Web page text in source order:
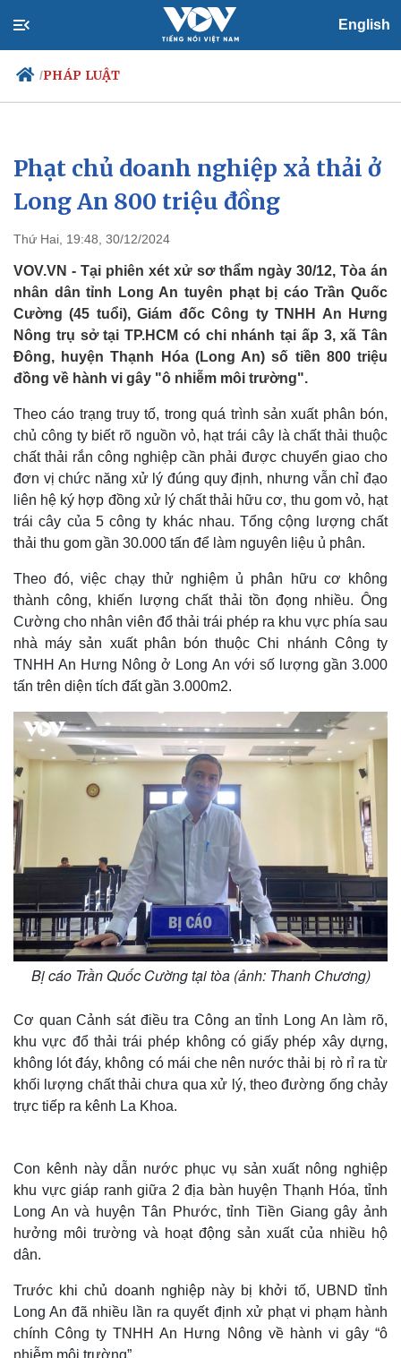
English
/PHÁP LUẬT
Chính trị
Đảng
Tổ chức nhân sự
Nhận diện sự thật
Xã hội
Tin 24h
Dự báo thời tiết
Việc làm
Biển đảo
Phạt chủ doanh nghiệp xả thải ở
Long An 800 triệu đồng
Thứ Hai, 19:48, 30/12/2024
VOV.VN - Tại phiên xét xử sơ thẩm ngày 30/12, Tòa án
nhân dân tỉnh Long An tuyên phạt bị cáo Trần Quốc
Cường (45 tuổi), Giám đốc Công ty TNHH An Hưng
Nông trụ sở tại TP.HCM có chi nhánh tại ấp 3, xã Tân
Đông, huyện Thạnh Hóa (Long An) số tiền 800 triệu
đồng về hành vi gây "ô nhiễm môi trường".
Theo cáo trạng truy tố, trong quá trình sản xuất phân bón,
chủ công ty biết rõ nguồn vỏ, hạt trái cây là chất thải thuộc
chất thải rắn công nghiệp cần phải được chuyển giao cho
đơn vị chức năng xử lý đúng quy định, nhưng vẫn chỉ đạo
liên hệ ký hợp đồng xử lý chất thải hữu cơ, thu gom vỏ, hạt
trái cây của 5 công ty khác nhau. Tổng cộng lượng chất
thải thu gom gần 30.000 tấn để làm nguyên liệu ủ phân.
Theo đó, việc chạy thử nghiệm ủ phân hữu cơ không
thành công, khiến lượng chất thải tồn đọng nhiều. Ông
Cường cho nhân viên đổ thải trái phép ra khu vực phía sau
nhà máy sản xuất phân bón thuộc Chi nhánh Công ty
TNHH An Hưng Nông ở Long An với số lượng gần 3.000
tấn trên diện tích đất gần 3.000m2.
Bị cáo Trần Quốc Cường tại tòa (ảnh: Thanh Chương)
Cơ quan Cảnh sát điều tra Công an tỉnh Long An làm rõ,
khu vực đổ thải trái phép không có giấy phép xây dựng,
không lót đáy, không có mái che nên nước thải bị rò rỉ ra từ
khối lượng chất thải chưa qua xử lý, theo đường ống chảy
trực tiếp ra kênh La Khoa.
Con kênh này dẫn nước phục vụ sản xuất nông nghiệp
khu vực giáp ranh giữa 2 địa bàn huyện Thạnh Hóa, tỉnh
Long An và huyện Tân Phước, tỉnh Tiền Giang gây ảnh
hưởng môi trường và hoạt động sản xuất của nhiều hộ
dân.
Trước khi chủ doanh nghiệp này bị khởi tố, UBND tỉnh
Long An đã nhiều lần ra quyết định xử phạt vi phạm hành
chính Công ty TNHH An Hưng Nông về hành vi gây “ô
nhiễm môi trường”.